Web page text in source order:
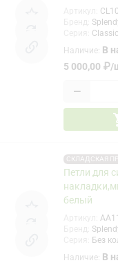
Classic
Наличие: В
5 000,00 ₽/
−
СКЛАДСКАЯ
Петли для
белый
Без
Наличие: В